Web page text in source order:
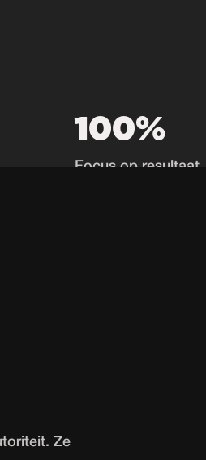
100%
Focus op resultaat
Ze